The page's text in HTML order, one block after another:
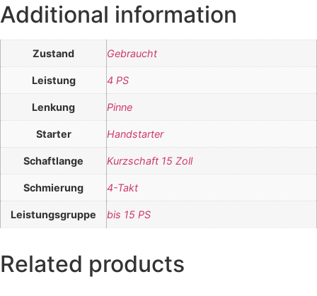
Additional information
Zustand Gebraucht
Leistung 4 PS
Lenkung Pinne
Starter Handstarter
Schaftlange Kurzschaft 15 Zoll
Schmierung 4-Takt
Leistungsgruppe bis 15 PS
Related products